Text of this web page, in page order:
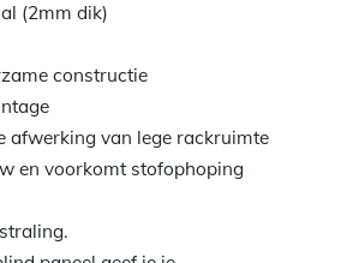
(2mm dik)
constructie
afwerking van lege rackruimte
en voorkomt stofophoping